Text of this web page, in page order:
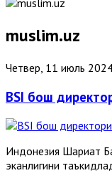
muslim.uz
Четвер, 11 июль
BSI бош
Индонезия Шариат
эканлигини